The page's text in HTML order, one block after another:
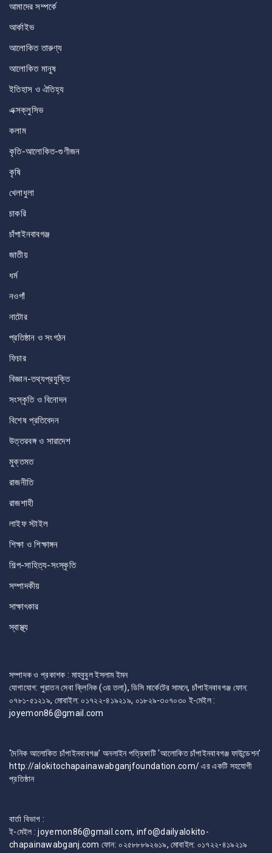
আমাদের সম্পর্কে
আর্কাইভ
আলোকিত তারুণ্য
আলোকিত মানুষ
ইতিহাস ও ঐতিহ্য
এক্সক্লুসিভ
কলাম
কৃতি-আলোকিত-গুণীজন
কৃষি
খেলাধুলা
চাকরি
চাঁপাইনবাবগঞ্জ
জাতীয়
ধর্ম
নওগাঁ
নাটোর
প্রতিষ্ঠান ও সংগঠন
ফিচার
বিজ্ঞান-তথ্যপ্রযুক্তি
সংস্কৃতি ও বিনোদন
বিশেষ প্রতিবেদন
উত্তরবঙ্গ ও সারাদেশ
মুক্তমত
রাজনীতি
রাজশাহী
লাইফ স্টাইল
শিক্ষা ও শিক্ষাঙ্গন
শিল্প-সাহিত্য-সংস্কৃতি
সম্পাদকীয়
সাক্ষাৎকার
স্বাস্থ্য
সম্পাদক ও প্রকাশক : মাহবুবুল ইসলাম ইমন
যোগাযোগ: পুরাতন সেবা ক্লিনিক (৩য় তলা), ডিসি মার্কেটের সামনে, চাঁপাইনবাবগঞ্জ ফোন:
০৭৮১-৫১২১৯, মোবাইল: ০১৭২২-৪১৯২১৯, ০১৮২৯-৩০৭০৩০ ই-মেইল :
joyemon86@gmail.com
‘দৈনিক আলোকিত চাঁপাইনবাবগঞ্জ’ অনলাইন পত্রিকাটি ‘আলোকিত চাঁপাইনবাবগঞ্জ ফাউন্ডেশন’
http://alokitochapainawabganjfoundation.com/ এর একটি সহযোগী
প্রতিষ্ঠান
বার্তা বিভাগ :
ই-মেইল : joyemon86@gmail.com, info@dailyalokito-
chapainawabganj.com ফোন: ০২৫৮৮৮৯২৬১৯, মোবাইল: ০১৭২২-৪১৯২১৯